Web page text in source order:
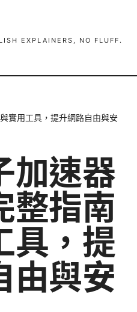
EXPLAINERS, NO FLUFF.
實用工具，提升網路自由與安
加速器
整指南
具，提
由與安